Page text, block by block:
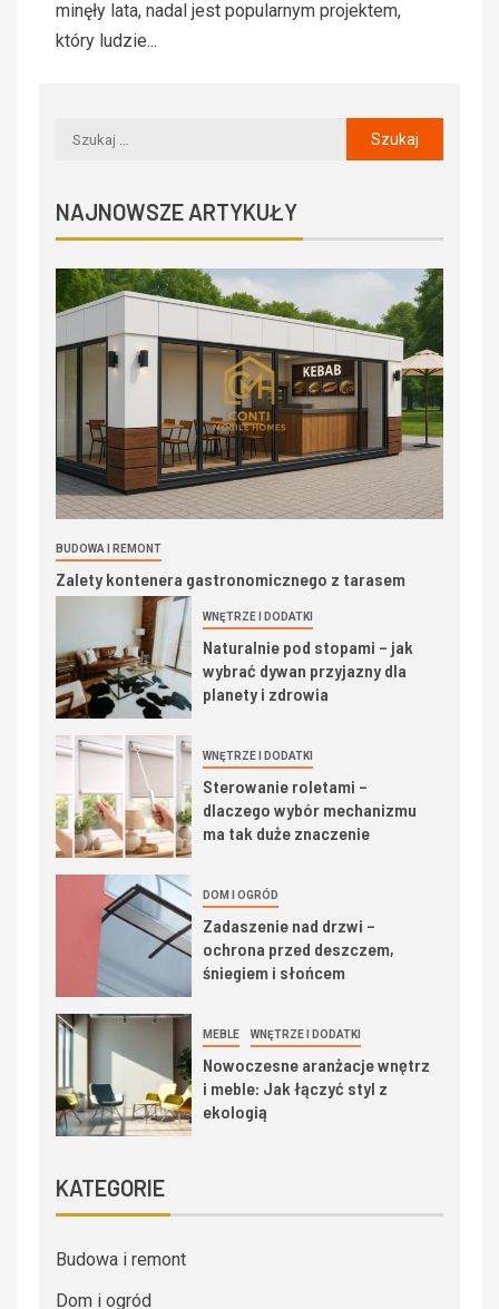
minęły lata, nadal jest popularnym projektem,
który ludzie...
NAJNOWSZE ARTYKUŁY
BUDOWA I REMONT
Zalety kontenera gastronomicznego z tarasem
WNĘTRZE I DODATKI
Naturalnie pod stopami – jak
wybrać dywan przyjazny dla
planety i zdrowia
WNĘTRZE I DODATKI
Sterowanie roletami –
dlaczego wybór mechanizmu
ma tak duże znaczenie
DOM I OGRÓD
Zadaszenie nad drzwi –
ochrona przed deszczem,
śniegiem i słońcem
MEBLE WNĘTRZE I DODATKI
Nowoczesne aranżacje wnętrz
i meble: Jak łączyć styl z
ekologią
KATEGORIE
Budowa i remont
Dom i ogród